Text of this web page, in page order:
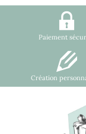
Paiement
Création